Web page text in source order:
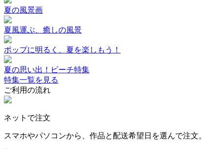
夏の風景画
夏風運ぶ、癒しの風景
ポップに明るく、夏を楽しもう！
夏の思い出！ビーチ特集
特集一覧を見る
ご利用の流れ
ネットで注文
スマホやパソコンから、作品と配送希望日を選んで注文。